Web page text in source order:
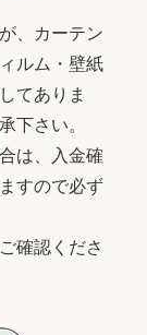
、カーテン
ルム・壁紙
てありま
下さい。
は、入金確
すので必ず
確認くださ